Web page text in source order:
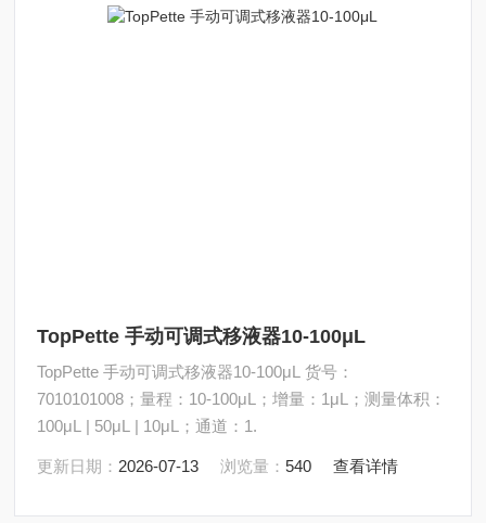
TopPette 手动可调式移液器10-100μL
TopPette 手动可调式移液器10-100μL 货号：
7010101008；量程：10-100μL；增量：1μL；测量体积：
100μL | 50μL | 10μL；通道：1.
更新日期： 2026-07-13 浏览量：540 查看详情